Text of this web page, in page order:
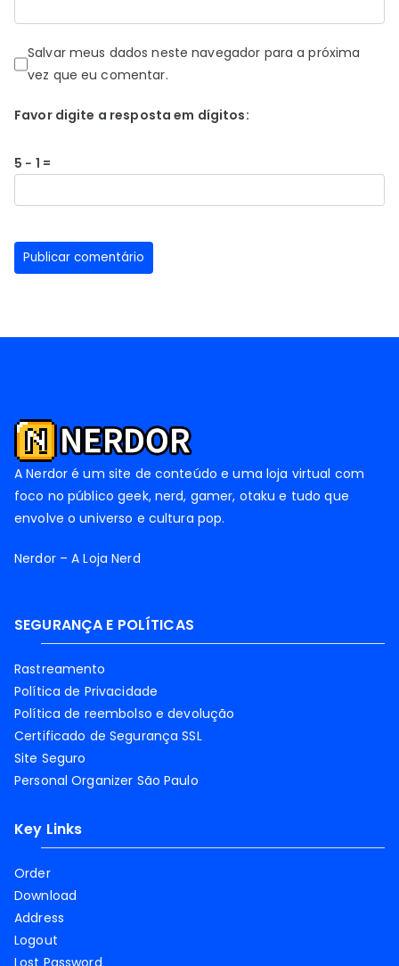
Salvar meus dados neste navegador para a próxima
vez que eu comentar.
Favor digite a resposta em dígitos:
5 − 1 =
A Nerdor é um site de conteúdo e uma loja virtual com
foco no público geek, nerd, gamer, otaku e tudo que
envolve o universo e cultura pop.
Nerdor – A Loja Nerd
SEGURANÇA E POLÍTICAS
Rastreamento
Política de Privacidade
Política de reembolso e devolução
Certificado de Segurança SSL
Site Seguro
Personal Organizer São Paulo
Key Links
Order
Download
Address
Logout